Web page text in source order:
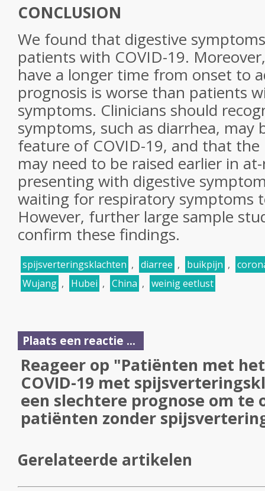
CONCLUSION
We found that digestive
patients with COVID-19.
have a longer time from onset to
prognosis is worse than patients
symptoms. Clinicians should
symptoms, such as diarrhea, may
feature of COVID-19, and that
may need to be raised earlier in
presenting with digestive
waiting for respiratory symptoms
However, further large sample
confirm these findings.
spijsverteringsklachten , diarree , buikpijn ,
Wujang , Hubei , China , weinig eetlust
Plaats een reactie ...
Reageer op "Patiënten met
COVID-19 met
een slechtere prognose om te
patiënten zonder
Gerelateerde artikelen